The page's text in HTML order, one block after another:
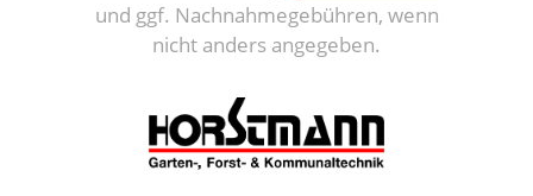
und ggf. Nachnahmegebühren, wenn
nicht anders angegeben.